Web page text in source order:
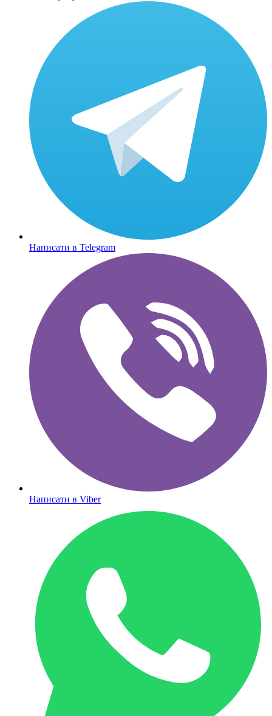
Написати в Telegram
Написати в Viber